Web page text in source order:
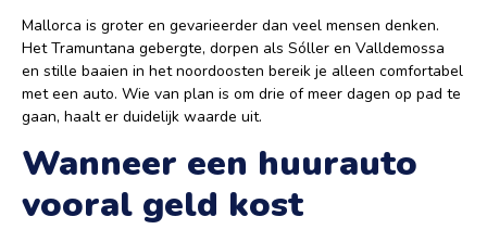
Mallorca is groter en gevarieerder dan veel mensen denken.
Het Tramuntana gebergte, dorpen als Sóller en Valldemossa
en stille baaien in het noordoosten bereik je alleen comfortabel
met een auto. Wie van plan is om drie of meer dagen op pad te
gaan, haalt er duidelijk waarde uit.
Wanneer een huurauto
vooral geld kost